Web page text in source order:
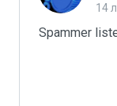
14
Spammer